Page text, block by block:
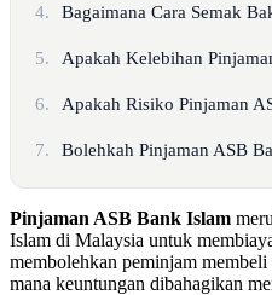
4. Bagaimana Cara Semak
5. Apakah Kelebihan
6. Apakah Risiko Pinjaman
7. Bolehkah Pinjaman ASB
Pinjaman ASB Bank Islam
Islam di Malaysia untuk
membolehkan peminjam
mana keuntungan dibahagikan